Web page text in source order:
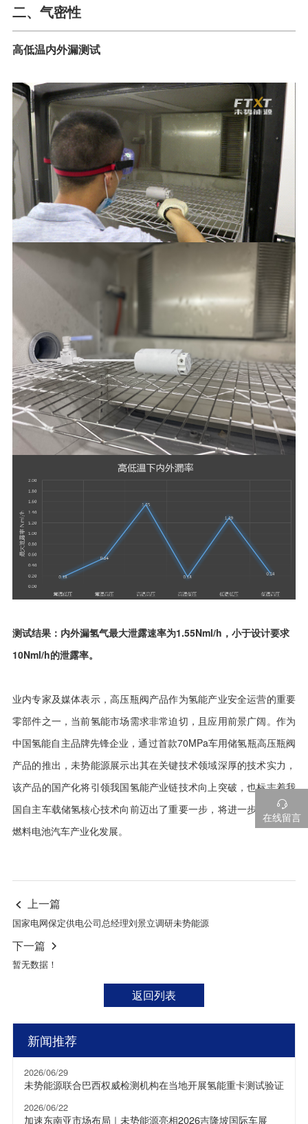

在线留言
二、气密性
高低温内外漏测试
测试结果：内外漏氢气最大泄露速率为1.55Nml/h，小于设计要求
10Nml/h的泄露率。
业内专家及媒体表示，高压瓶阀产品作为氢能产业安全运营的重要
零部件之一，当前氢能市场需求非常迫切，且应用前景广阔。作为
中国氢能自主品牌先锋企业，通过首款70MPa车用储氢瓶高压瓶阀
产品的推出，未势能源展示出其在关键技术领域深厚的技术实力，
该产品的国产化将引领我国氢能产业链技术向上突破，也标志着我
国自主车载储氢核心技术向前迈出了重要一步，将进一步推动我国
燃料电池汽车产业化发展。
 上一篇
国家电网保定供电公司总经理刘景立调研未势能源
下一篇 
暂无数据！
返回列表
新闻推荐
2026/06/29
未势能源联合巴西权威检测机构在当地开展氢能重卡测试验证
2026/06/22
加速东南亚市场布局｜未势能源亮相2026吉隆坡国际车展